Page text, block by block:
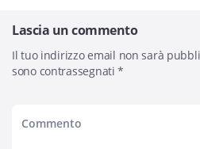
Lascia un commento
Il tuo indirizzo email non sarà
sono contrassegnati*